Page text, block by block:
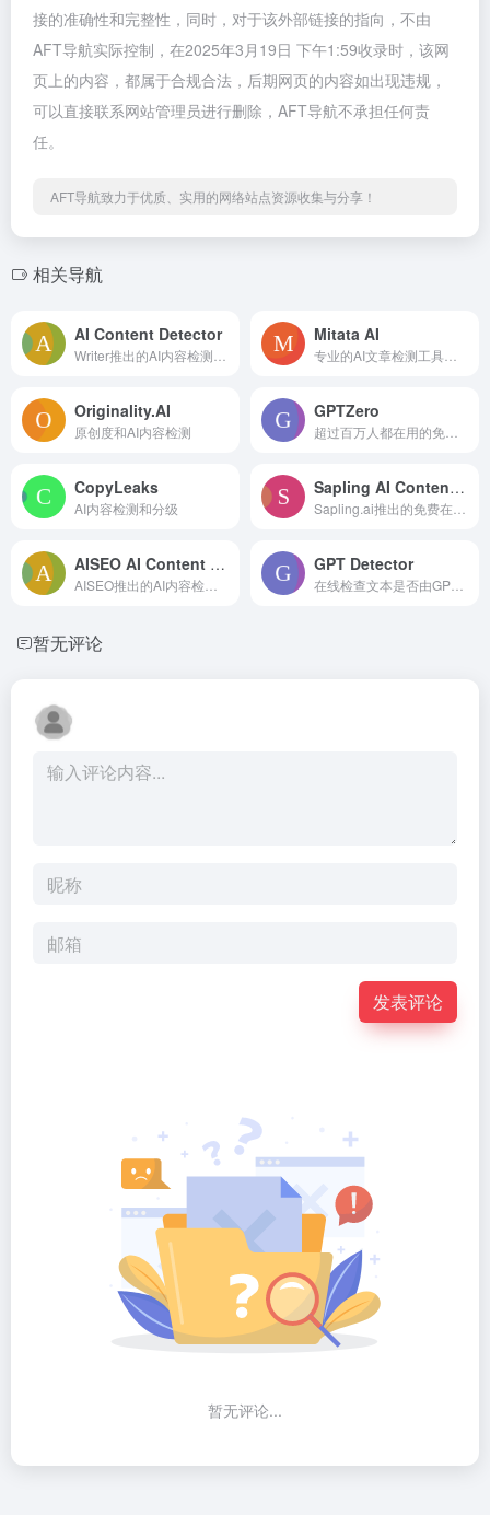
接的准确性和完整性，同时，对于该外部链接的指向，不由
AFT导航实际控制，在2025年3月19日 下午1:59收录时，该网
页上的内容，都属于合规合法，后期网页的内容如出现违规，
可以直接联系网站管理员进行删除，AFT导航不承担任何责
任。
AFT导航致力于优质、实用的网络站点资源收集与分享！
相关导航
AI Content Detector Mitata AI
Originality.AI
原创度和AI内容检测
GPTZero
CopyLeaks
AI内容检测和分级
Sapling AI Content Detector
AISEO AI Content Detector GPT Detector
暂无评论
发表评论
暂无评论...